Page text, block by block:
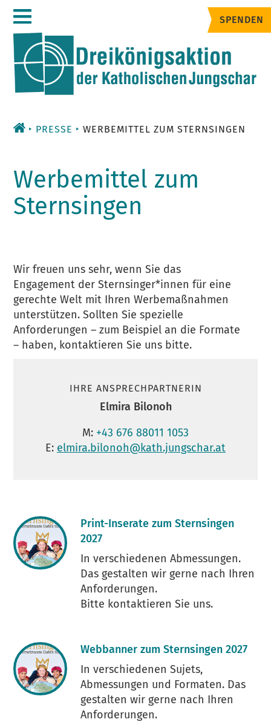
Zum
Inhalt
SPENDEN
PRESSE WERBEMITTEL ZUM STERNSINGEN
Werbemittel zum
Sternsingen
Wir freuen uns sehr, wenn Sie das
Engagement der Sternsinger*innen für eine
gerechte Welt mit Ihren Werbemaßnahmen
unterstützen. Sollten Sie spezielle
Anforderungen – zum Beispiel an die Formate
– haben, kontaktieren Sie uns bitte.
IHRE ANSPRECHPARTNERIN
Elmira Bilonoh
M: +43 676 88011 1053
E: elmira.bilonoh@kath.jungschar.at
Print-Inserate zum Sternsingen
2027
In verschiedenen Abmessungen.
Das gestalten wir gerne nach Ihren
Anforderungen.
Bitte kontaktieren Sie uns.
Webbanner zum Sternsingen 2027
In verschiedenen Sujets,
Abmessungen und Formaten. Das
gestalten wir gerne nach Ihren
Anforderungen.